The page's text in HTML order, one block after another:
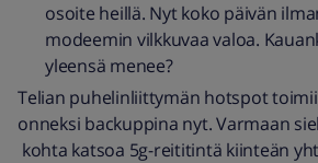
osoite heillä. Nyt koko päivän
modeemin vilkkuvaa valoa.
yleensä menee?
Telian puhelinliittymän hotspot toimii
onneksi backuppina nyt. Varmaan
kohta katsoa 5g-reititintä kiinteän